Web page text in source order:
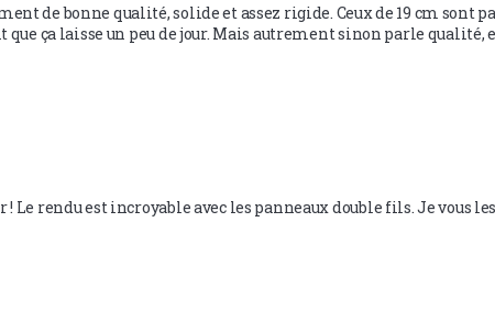
de bonne qualité, solide et assez rigide. Ceux de 19 cm sont
ça laisse un peu de jour. Mais autrement sinon parle qualité,
! Le rendu est incroyable avec les panneaux double fils. Je vous